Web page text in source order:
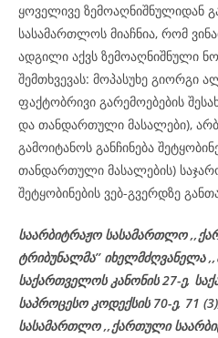
ყოველივე ზემოაღნიშნულიდან
სასამართლოს მიაჩნია, რომ
ადგილი აქვს ზემოაღნიშნული
შემთხვევას: მოპასუხე გიორგი
ფაქტობრივი გარემოებების
და თანდართული მასალები),
გამოიტანოს განჩინება
თანდართული მასალების)
შეტყობინების ვებ-გვერდზე
საარბიტრაჟო სასამართლო
ტრიბუნალმა’’ იხელმძღვანელა
საქართველოს კანონის 27-ე,
საპროცესო კოდექსის 70-ე, 71
სასამართლო ,,ქართული